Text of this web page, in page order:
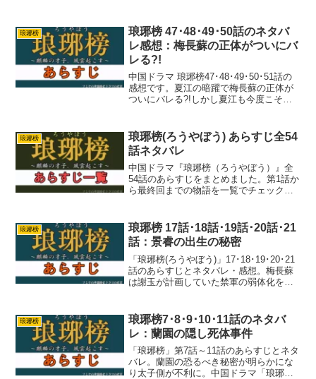
琅琊榜
琅琊榜 47･48･49･50話のネタバ
レ感想：梅長蘇の正体がついにバ
レる?!
中国ドラマ 琅琊榜47･48･49･50･51話の
感想です。夏江の暗躍で梅長蘇の正体が
ついにバレる?!しかし夏江も今度こそ失
琅琊榜
琅琊榜(ろうやぼう) あらすじ全54
話ネタバレ
中国ドラマ『琅琊榜（ろうやぼう）』全
54話のあらすじをまとめました。第1話か
ら最終回までの物語を一覧でチェックで
琅琊榜
琅琊榜 17話･18話･19話･20話･21
話：景睿の出生の秘密
「琅琊榜(ろうやぼう)」17･18･19･20･21
話のあらすじとネタバレ・感想。梅長蘇
は謝玉が計画していた禁軍の弱体化を阻
す。琅琊榜(ろうやぼう)をお楽しみくださ
い。
琅琊榜
琅琊榜7･8･9･10･11話のネタバ
レ：蘭園の隠し死体事件
「琅琊榜」第7話～11話のあらすじとネタ
バレ。蘭園の恐るべき秘密が明らかにな
り太子側が不利に。中国ドラマ「琅琊榜